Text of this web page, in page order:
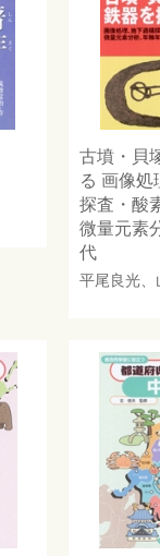
古墳・貝
る 画像処
探査・酸
微量元素
代
平尾良光